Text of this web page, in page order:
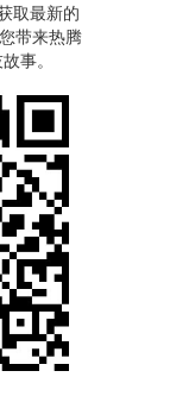
取最新的
带来热腾
事。